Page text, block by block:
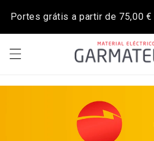
Portes grátis a partir de 75,00 €
para o
conteúdo